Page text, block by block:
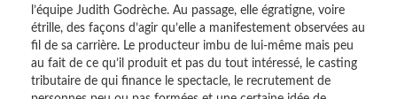
l’équipe Judith Godrèche. Au passage, elle égratigne, voire
étrille, des façons d’agir qu’elle a manifestement observées au
fil de sa carrière. Le producteur imbu de lui-même mais peu
au fait de ce qu’il produit et pas du tout intéressé, le casting
tributaire de qui finance le spectacle, le recrutement de